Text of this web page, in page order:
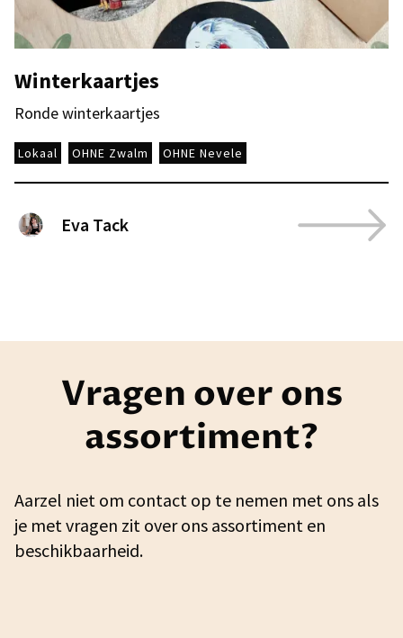
Winterkaartjes
Ronde winterkaartjes
Lokaal OHNE Zwalm OHNE Nevele
Eva Tack
Vragen over ons
assortiment?
Aarzel niet om contact op te nemen met ons als
je met vragen zit over ons assortiment en
beschikbaarheid.